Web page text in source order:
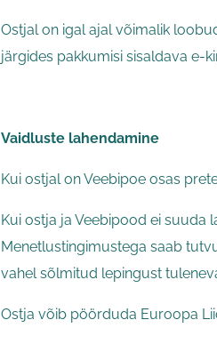
Ostjal on igal ajal võimalik
järgides pakkumisi sisaldava e-
Vaidluste lahendamine
Kui ostjal on Veebipoe osas
Kui ostja ja Veebipood ei suuda
Menetlustingimustega saab
vahel sõlmitud lepingust
Ostja võib pöörduda Euroopa